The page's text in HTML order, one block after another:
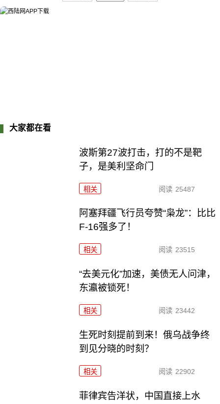
大家都在看
波斯第27波打击，打的不是靶
子，是美利坚命门
相关 阅读 25487
阿塞拜疆飞行员夸赞“枭龙”：比比
F-16强多了！
相关 阅读 23515
“去美元化”加速，美债无人问津，
东瀛被锁死！
相关 阅读 23442
生死时刻提前到来！俄乌战争终
到见分晓的时刻？
相关 阅读 22902
菲律宾告洋状，中国直接上水